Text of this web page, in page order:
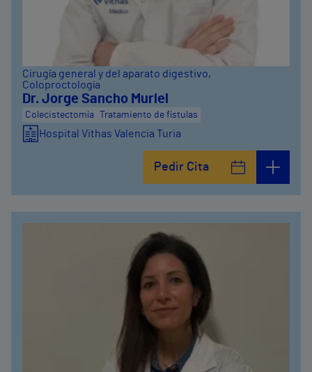
Cirugía general y del aparato digestivo,
Coloproctología
Dr. Jorge Sancho Muriel
Colecistectomía Tratamiento de fístulas
Hospital Vithas Valencia Turia
Pedir Cita